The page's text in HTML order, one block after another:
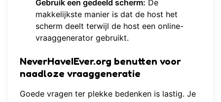
Gebruik een gedeeld scherm: De
makkelijkste manier is dat de host het
scherm deelt terwijl de host een online-
vraaggenerator gebruikt.
NeverHaveIEver.org benutten voor
naadloze vraaggeneratie
Goede vragen ter plekke bedenken is lastig. Je